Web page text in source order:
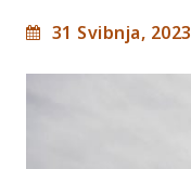
31 Svibnja, 2023